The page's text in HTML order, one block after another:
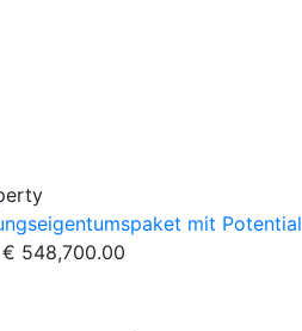
mit Potential
€ 548,700.00